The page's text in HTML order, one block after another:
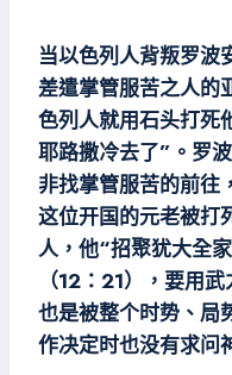
当以色列人背叛罗波
差遣掌管服苦之人的
色列人就用石头打死
耶路撒冷去了”。罗
非找掌管服苦的前往
这位开国的元老被打
人，他“招聚犹大全
（12：21），要用
也是被整个时势、局
作决定时也没有求问